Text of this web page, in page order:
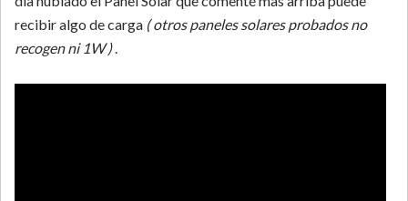
recibir algo de carga ( otros paneles solares probados no
recogen ni 1W ).